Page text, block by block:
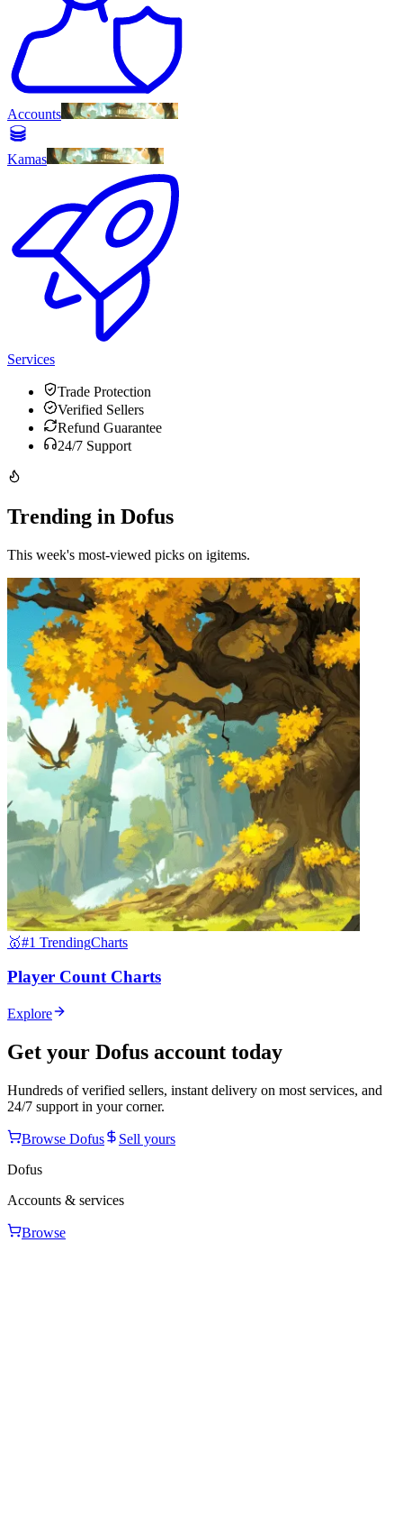
Accounts
Kamas
Services
Trade Protection
Verified Sellers
Refund Guarantee
24/7 Support
Trending in Dofus
This week's most-viewed picks on igitems.
🥇#1 TrendingCharts
Player Count Charts
Explore
Get your Dofus account today
Hundreds of verified sellers, instant delivery on most services, and
24/7 support in your corner.
Browse Dofus
Sell yours
Dofus
Accounts & services
Browse